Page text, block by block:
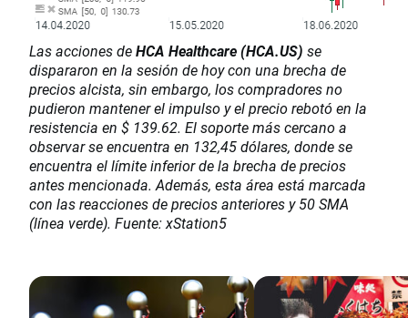
Las acciones deHCA Healthcare (HCA.US) se
dispararon en la sesión de hoy con una brecha de
precios alcista, sin embargo, los compradores no
pudieron mantener el impulso y el precio rebotó en la
resistencia en $ 139.62. El soporte más cercano a
observar se encuentra en 132,45 dólares, donde se
encuentra el límite inferior de la brecha de precios
antes mencionada. Además, esta área está marcada
con las reacciones de precios anteriores y 50 SMA
(línea verde). Fuente: xStation5